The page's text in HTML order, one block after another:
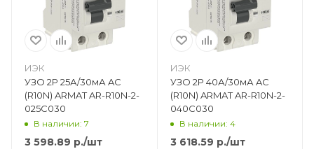
ИЭК
УЗО 2Р 25А/30мА AC
(R10N) ARMAT AR-R10N-2-
025C030
В наличии: 7
3 598.89 р./шт
ИЭК
УЗО 2Р 40А/30мА AC
(R10N) ARMAT AR-R10N-2-
040C030
В наличии: 4
3 618.59 р./шт